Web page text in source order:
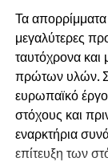
ιστορικούς
Σερρών, το
πρόσφατα
ακολουθώντας
του Φίλιππου
φύση του όρους
και
περίπατο στην
Τα
μεγαλύτερες
ταυτόχρονα και
πρώτων υλών.
ευρωπαϊκό έργο
στόχους και
εναρκτήρια
επίτευξη των